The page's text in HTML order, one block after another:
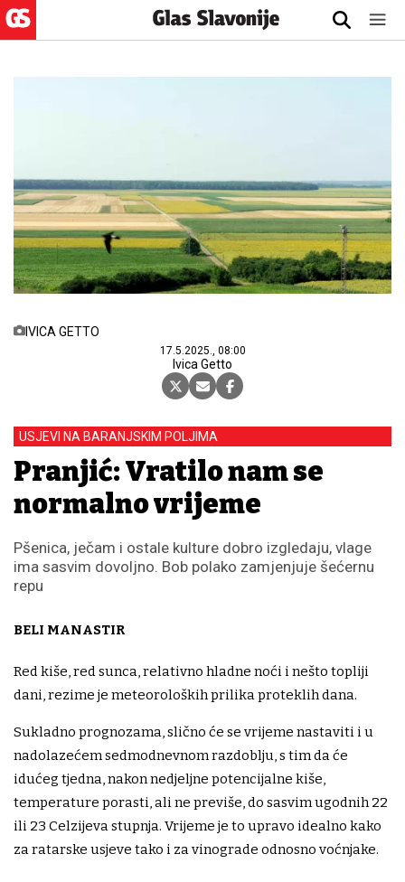
IVICA GETTO
17.5.2025., 08:00
Ivica Getto
USJEVI NA BARANJSKIM POLJIMA
Pranjić: Vratilo nam se
normalno vrijeme
Pšenica, ječam i ostale kulture dobro izgledaju, vlage
ima sasvim dovoljno. Bob polako zamjenjuje šećernu
repu
BELI MANASTIR
Red kiše, red sunca, relativno hladne noći i nešto topliji
dani, rezime je meteoroloških prilika proteklih dana.
Sukladno prognozama, slično će se vrijeme nastaviti i u
nadolazećem sedmodnevnom razdoblju, s tim da će
idućeg tjedna, nakon nedjeljne potencijalne kiše,
temperature porasti, ali ne previše, do sasvim ugodnih 22
ili 23 Celzijeva stupnja. Vrijeme je to upravo idealno kako
za ratarske usjeve tako i za vinograde odnosno voćnjake.